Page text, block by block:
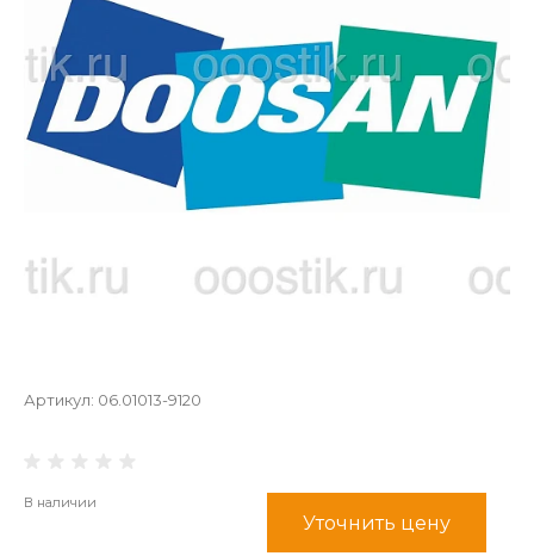
Артикул: 06.01013-9120
В наличии
Уточнить цену